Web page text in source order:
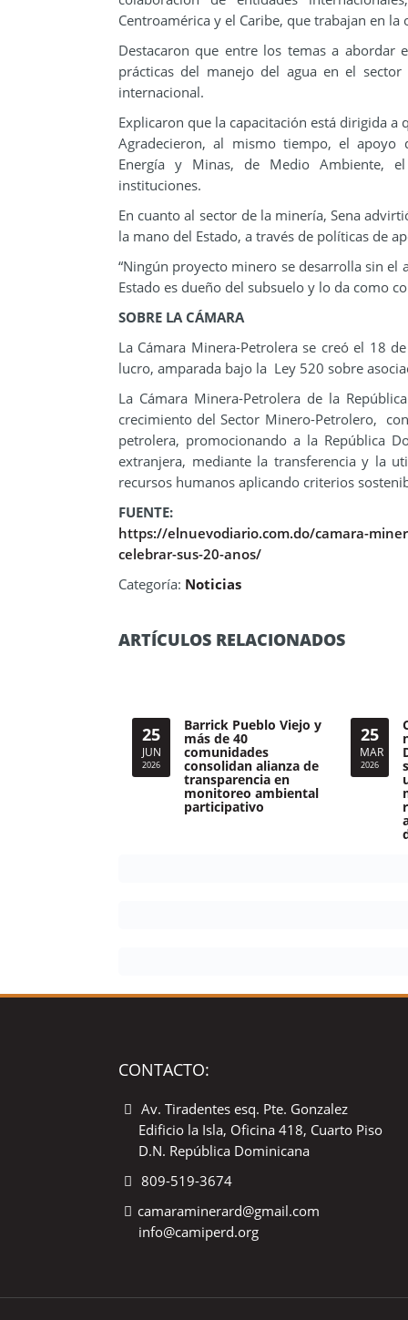
Centroamérica y el Caribe, que trabajan en
Destacaron que entre los temas a abordar
prácticas del manejo del agua en el
internacional.
Explicaron que la capacitación está dirigida
Agradecieron, al mismo tiempo, el apoyo
Energía y Minas, de Medio Ambiente,
instituciones.
En cuanto al sector de la minería, Sena
la mano del Estado, a través de políticas de
“Ningún proyecto minero se desarrolla sin el
Estado es dueño del subsuelo y lo da como
SOBRE LA CÁMARA
La Cámara Minera-Petrolera se creó el 18
lucro, amparada bajo la Ley 520 sobre
La Cámara Minera-Petrolera de la
crecimiento del Sector Minero-Petrolero,
petrolera, promocionando a la República
extranjera, mediante la transferencia y la
recursos humanos aplicando criterios
FUENTE:
https://elnuevodiario.com.do/camara-
celebrar-sus-20-anos/
Categoría: Noticias
ARTÍCULOS RELACIONADOS
25
JUN
2026
Barrick Pueblo Viejo y
más de 40
comunidades
consolidan alianza de
transparencia en
monitoreo ambiental
participativo
25
MAR
2026
CONTACTO:
Av. Tiradentes esq. Pte. Gonzalez
Edificio la Isla, Oficina 418, Cuarto Piso
D.N. República Dominicana
809-519-3674
camaraminerard@gmail.com
info@camiperd.org